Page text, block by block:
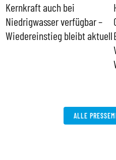
Kernkraft auch bei
Niedrigwasser verfügbar –
Wiedereinstieg bleibt aktuell
ALLE